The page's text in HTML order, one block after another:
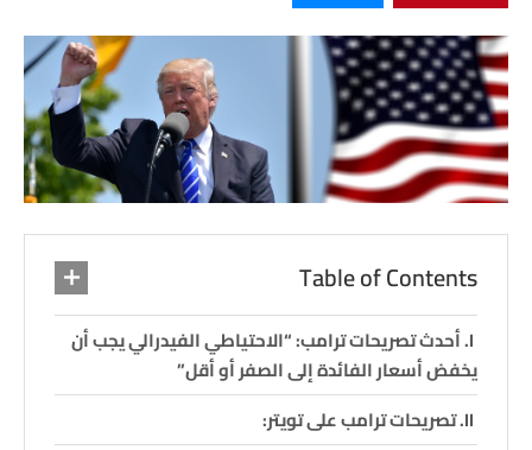
Table of Contents
أحدث تصريحات ترامب: “الاحتياطي الفيدرالي يجب أن
يخفض أسعار الفائدة إلى الصفر أو أقل”
تصريحات ترامب على تويتر: